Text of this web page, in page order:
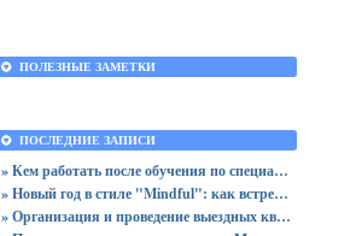
ПОЛЕЗНЫЕ ЗАМЕТКИ
ПОСЛЕДНИЕ ЗАПИСИ
» Кем работать после обучения по специальности «Логистика»
» Новый год в стиле "Mindful": как встретить праздник, оставшись в сознании
» Организация и проведение выездных квизов